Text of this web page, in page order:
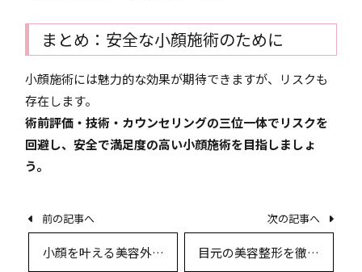
まとめ：安全な小顔施術のために
小顔施術には魅力的な効果が期待できますが、リスクも
存在します。
術前評価・技術・カウンセリングの三位一体でリスクを
回避し、安全で満足度の高い小顔施術を目指しましょ
う。
前の記事へ
小顔を叶える美容外科
次の記事へ
目元の美容整形を徹底